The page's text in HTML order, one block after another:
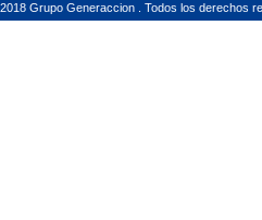
2018 Grupo Generaccion . Todos los derechos